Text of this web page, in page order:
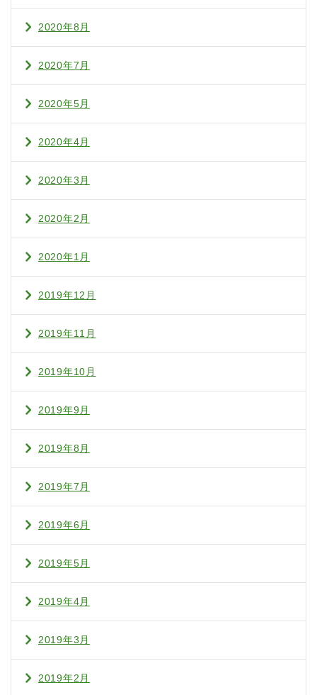
2020年8月
2020年7月
2020年5月
2020年4月
2020年3月
2020年2月
2020年1月
2019年12月
2019年11月
2019年10月
2019年9月
2019年8月
2019年7月
2019年6月
2019年5月
2019年4月
2019年3月
2019年2月